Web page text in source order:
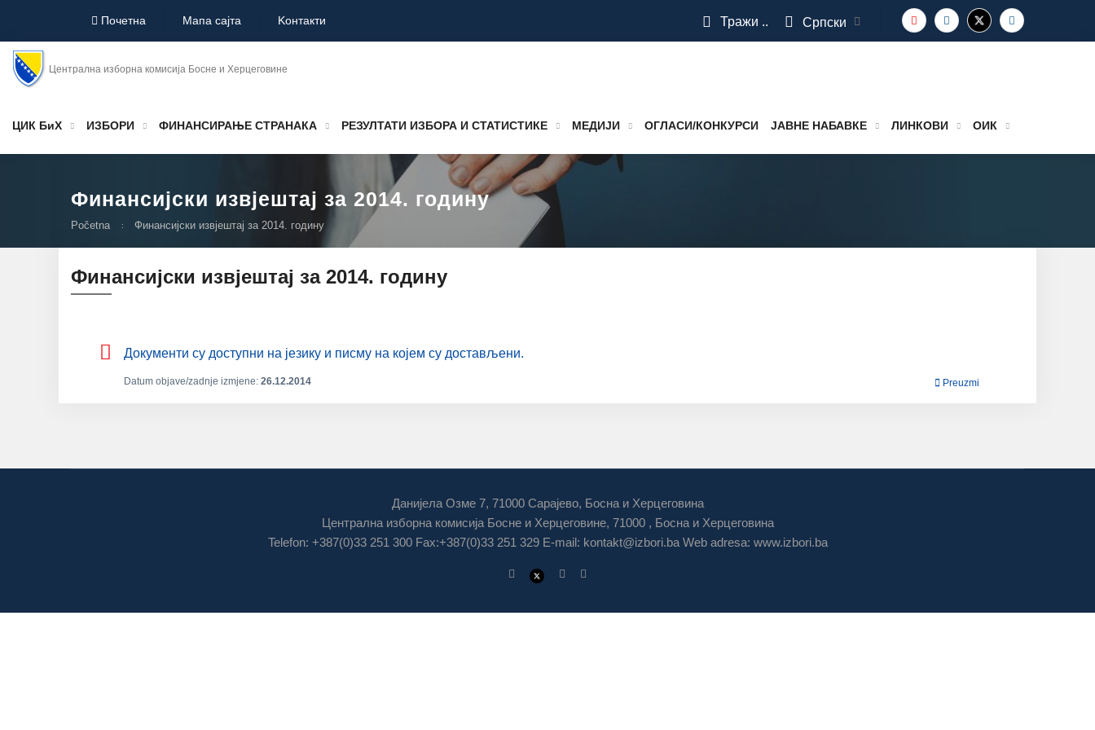
Почетна Мапа сајта Koнтакти Тражи .. Српски
Централна изборна комисија Босне и Херцеговине
ЦИК БиХ ИЗБОРИ ФИНАНСИРАЊЕ СТРАНАКА РЕЗУЛТАТИ ИЗБОРА И СТАТИСТИКЕ МЕДИЈИ ОГЛАСИ/КОНКУРСИ ЈАВНЕ НАБАВКЕ ЛИНКОВИ ОИК
Финансијски извјештај за 2014. годину
Početna Финансијски извјештај за 2014. годину
Финансијски извјештај за 2014. годину
Дoкумeнти су дoступни нa jeзику и писму нa кojeм су дoстaвљeни.
Datum objave/zadnje izmjene: 26.12.2014 Preuzmi
Данијела Озме 7, 71000 Сарајево, Босна и Херцеговина
Централна изборна комисија Босне и Херцеговине, 71000 , Босна и Херцеговина
Telefon: +387(0)33 251 300 Fax:+387(0)33 251 329 E-mail: kontakt@izbori.baWeb adresa: www.izbori.ba